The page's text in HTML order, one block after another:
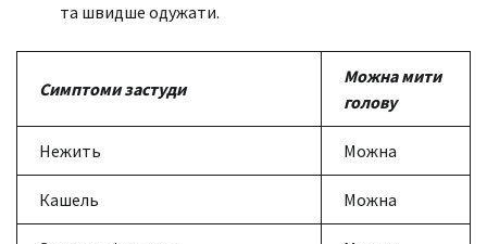
та швидше одужати.
Симптоми застуди
Можна мити
голову
Нежить Можна
Кашель Можна